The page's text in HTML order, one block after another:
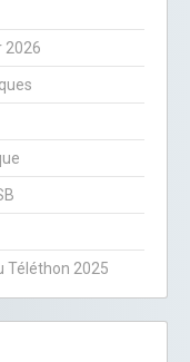
2026
Téléthon 2025